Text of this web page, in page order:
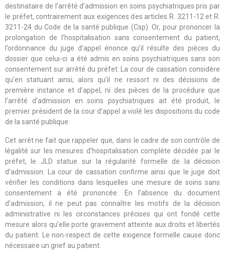
destinataire de l’arrêté d’admission en soins psychiatriques pris par
le préfet, contrairement aux exigences des articles R. 3211-12 et R.
3211-24 du Code de la santé publique (Csp). Or, pour prononcer la
prolongation de l’hospitalisation sans consentement du patient,
l’ordonnance du juge d’appel énonce qu’il résulte des pièces du
dossier que celui-ci a été admis en soins psychiatriques sans son
consentement sur arrêté du préfet. La cour de cassation considère
qu’en statuant ainsi, alors qu’il ne ressort ni des décisions de
première instance et d’appel, ni des pièces de la procédure que
l’arrêté d’admission en soins psychiatriques ait été produit, le
premier président de la cour d’appel a violé les dispositions du code
de la santé publique.
Cet arrêt ne fait que rappeler que, dans le cadre de son contrôle de
légalité sur les mesures d’hospitalisation complète décidée par le
préfet, le JLD statue sur la régularité formelle de la décision
d’admission. La cour de cassation confirme ainsi que le juge doit
vérifier les conditions dans lesquelles une mesure de soins sans
consentement a été prononcée. En l’absence du document
d’admission, il ne peut pas connaître les motifs de la décision
administrative ni les circonstances précises qui ont fondé cette
mesure alors qu’elle porte gravement atteinte aux droits et libertés
du patient. Le non-respect de cette exigence formelle cause donc
nécessaire un grief au patient.